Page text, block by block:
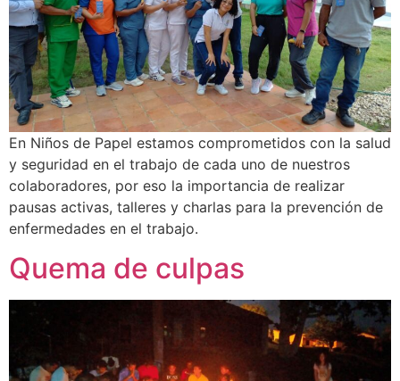
En Niños de Papel estamos comprometidos con la salud
y seguridad en el trabajo de cada uno de nuestros
colaboradores, por eso la importancia de realizar
pausas activas, talleres y charlas para la prevención de
enfermedades en el trabajo.
Quema de culpas